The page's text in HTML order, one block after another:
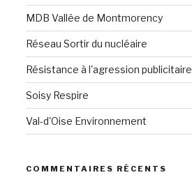
MDB Vallée de Montmorency
Réseau Sortir du nucléaire
Résistance à l'agression publicitaire
Soisy Respire
Val-d'Oise Environnement
COMMENTAIRES RÉCENTS